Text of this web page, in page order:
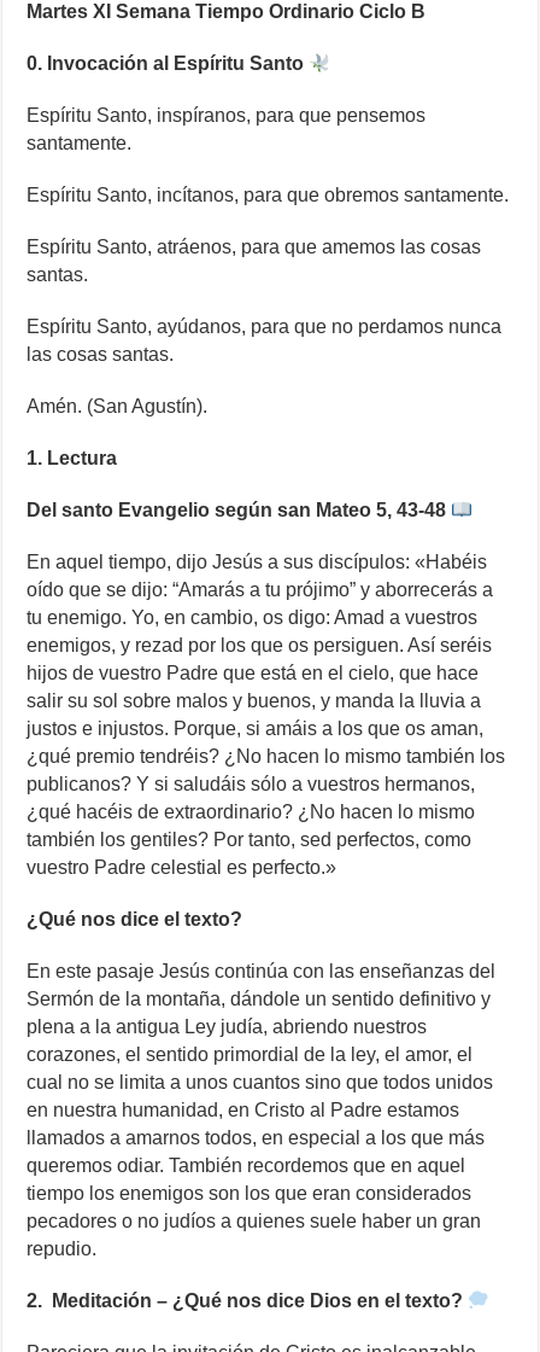
Martes XI Semana Tiempo Ordinario Ciclo B
0. Invocación al Espíritu Santo
Espíritu Santo, inspíranos, para que pensemos
santamente.
Espíritu Santo, incítanos, para que obremos santamente.
Espíritu Santo, atráenos, para que amemos las cosas
santas.
Espíritu Santo, ayúdanos, para que no perdamos nunca
las cosas santas.
Amén. (San Agustín).
1. Lectura
Del santo Evangelio según san Mateo 5, 43-48
En aquel tiempo, dijo Jesús a sus discípulos: «Habéis
oído que se dijo: “Amarás a tu prójimo” y aborrecerás a
tu enemigo. Yo, en cambio, os digo: Amad a vuestros
enemigos, y rezad por los que os persiguen. Así seréis
hijos de vuestro Padre que está en el cielo, que hace
salir su sol sobre malos y buenos, y manda la lluvia a
justos e injustos. Porque, si amáis a los que os aman,
¿qué premio tendréis? ¿No hacen lo mismo también los
publicanos? Y si saludáis sólo a vuestros hermanos,
¿qué hacéis de extraordinario? ¿No hacen lo mismo
también los gentiles? Por tanto, sed perfectos, como
vuestro Padre celestial es perfecto.»
¿Qué nos dice el texto?
En este pasaje Jesús continúa con las enseñanzas del
Sermón de la montaña, dándole un sentido definitivo y
plena a la antigua Ley judía, abriendo nuestros
corazones, el sentido primordial de la ley, el amor, el
cual no se limita a unos cuantos sino que todos unidos
en nuestra humanidad, en Cristo al Padre estamos
llamados a amarnos todos, en especial a los que más
queremos odiar. También recordemos que en aquel
tiempo los enemigos son los que eran considerados
pecadores o no judíos a quienes suele haber un gran
repudio.
2. Meditación – ¿Qué nos dice Dios en el texto?